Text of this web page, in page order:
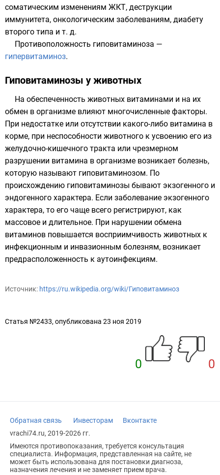
соматическим изменениям ЖКТ, деструкции
иммунитета, онкологическим заболеваниям, диабету
второго типа и т. д.
Противоположность гиповитаминоза —
гипервитаминоз.
Гиповитаминозы у животных
На обеспеченность животных витаминами и на их
обмен в организме влияют многочисленные факторы.
При недостатке или отсутствии какого-либо витамина в
корме, при неспособности животного к усвоению его из
желудочно-кишечного тракта или чрезмерном
разрушении витамина в организме возникает болезнь,
которую называют гиповитаминозом. По
происхождению гиповитаминозы бывают экзогенного и
эндогенного характера. Если заболевание экзогенного
характера, то его чаще всего регистрируют, как
массовое и длительное. При нарушении обмена
витаминов повышается восприимчивость животных к
инфекционным и инвазионным болезням, возникает
предрасположенность к аутоинфекциям.
Источник: https://ru.wikipedia.org/wiki/Гиповитаминоз
Статья №2433, опубликована 23 ноя 2019
0 0
Обратная связь Инвесторам
Вконтакте
vrachi74.ru, 2019-2026 гг.
Имеются противопоказания, требуется консультация
специалиста. Информация, представленная на сайте, не
может быть использована для постановки диагноза,
назначения лечения и не заменяет прием врача.